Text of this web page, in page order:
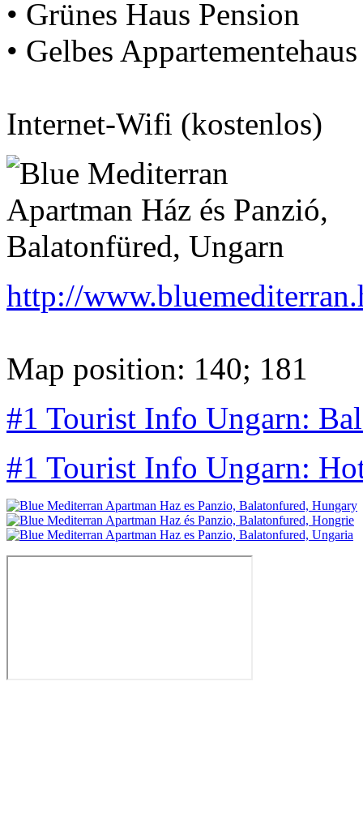
• Grünes Haus Pension
• Gelbes Appartementehaus
Internet-Wifi (kostenlos)
http://
Map position: 140; 181
#1 Tourist Info Ungarn:
#1 Tourist Info Ungarn: